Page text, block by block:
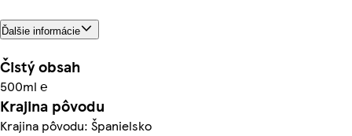
Ďalšie informácie
Čistý obsah
500ml ℮
Krajina pôvodu
Krajina pôvodu: Španielsko